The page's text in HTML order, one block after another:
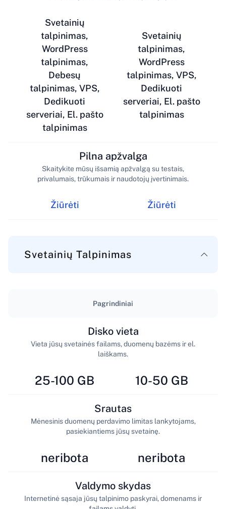
Svetainių
talpinimas,
WordPress
talpinimas,
Debesų
talpinimas, VPS,
Dedikuoti
serveriai, El. pašto
talpinimas
Svetainių
talpinimas,
WordPress
talpinimas, VPS,
Dedikuoti
serveriai, El. pašto
talpinimas
Žiūrėti
Pilna apžvalga
Skaitykite mūsų išsamią apžvalgą su testais,
privalumais, trūkumais ir naudotojų įvertinimais.
Žiūrėti
Svetainių Talpinimas
Pagrindiniai
25-100 GB
Disko vieta
Vieta jūsų svetainės failams, duomenų bazėms ir el.
laiškams.
10-50 GB
neribota
Srautas
Mėnesinis duomenų perdavimo limitas lankytojams,
pasiekiantiems jūsų svetainę.
neribota
Valdymo skydas
Internetinė sąsaja jūsų talpinimo paskyrai, domenams ir